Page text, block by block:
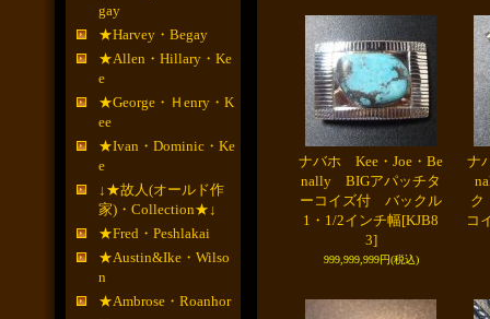
gay
★Harvey・Begay
★Allen・Hillary・Ke
e
★George・Ｈenry・K
ee
★Ivan・Dominic・Ke
e
↓★故人(オールド作
家)・Collection★↓
★Fred・Peshlakai
★Austin&Ike・Wilso
n
★Ambrose・Roanhor
ナバホ Kee・Joe・Be
nally BIGアパッチタ
ーコイズ付 バックル
1・1/2インチ幅[KJB8
3]
999,999,999円(税込)
ナ
ク
コ